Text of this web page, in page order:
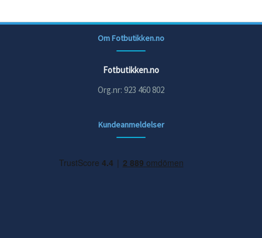
Om Fotbutikken.no
Fotbutikken.no
Org.nr: 923 460 802
Kundeanmeldelser